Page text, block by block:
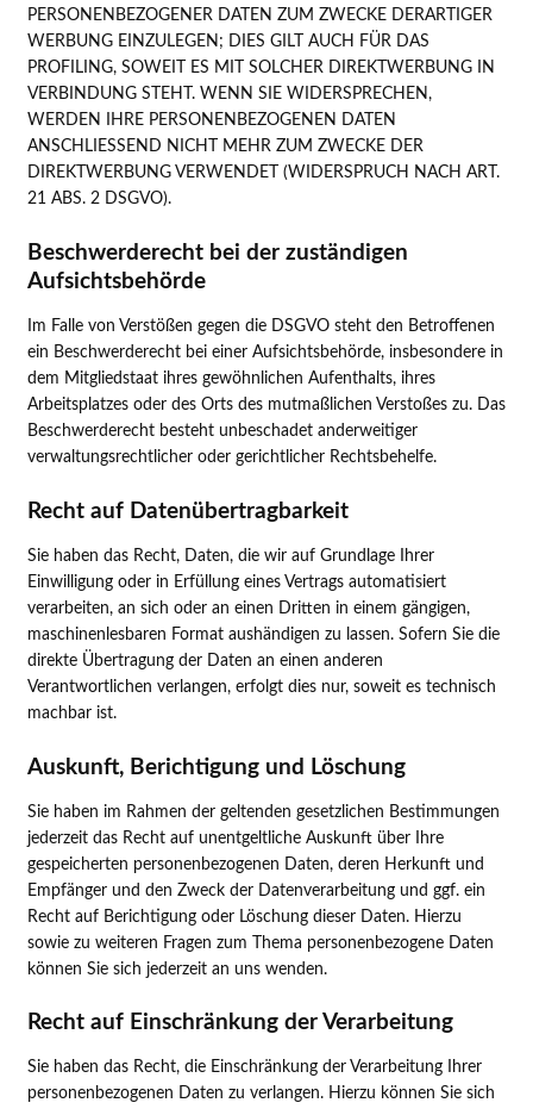
PERSONENBEZOGENER DATEN ZUM ZWECKE DERARTIGER
WERBUNG EINZULEGEN; DIES GILT AUCH FÜR DAS
PROFILING, SOWEIT ES MIT SOLCHER DIREKTWERBUNG IN
VERBINDUNG STEHT. WENN SIE WIDERSPRECHEN,
WERDEN IHRE PERSONENBEZOGENEN DATEN
ANSCHLIESSEND NICHT MEHR ZUM ZWECKE DER
DIREKTWERBUNG VERWENDET (WIDERSPRUCH NACH ART.
21 ABS. 2 DSGVO).
Beschwerde­recht bei der zuständigen
Aufsichts­behörde
Im Falle von Verstößen gegen die DSGVO steht den Betroffenen
ein Beschwerderecht bei einer Aufsichtsbehörde, insbesondere in
dem Mitgliedstaat ihres gewöhnlichen Aufenthalts, ihres
Arbeitsplatzes oder des Orts des mutmaßlichen Verstoßes zu. Das
Beschwerderecht besteht unbeschadet anderweitiger
verwaltungsrechtlicher oder gerichtlicher Rechtsbehelfe.
Recht auf Daten­übertrag­barkeit
Sie haben das Recht, Daten, die wir auf Grundlage Ihrer
Einwilligung oder in Erfüllung eines Vertrags automatisiert
verarbeiten, an sich oder an einen Dritten in einem gängigen,
maschinenlesbaren Format aushändigen zu lassen. Sofern Sie die
direkte Übertragung der Daten an einen anderen
Verantwortlichen verlangen, erfolgt dies nur, soweit es technisch
machbar ist.
Auskunft, Berichtigung und Löschung
Sie haben im Rahmen der geltenden gesetzlichen Bestimmungen
jederzeit das Recht auf unentgeltliche Auskunft über Ihre
gespeicherten personenbezogenen Daten, deren Herkunft und
Empfänger und den Zweck der Datenverarbeitung und ggf. ein
Recht auf Berichtigung oder Löschung dieser Daten. Hierzu
sowie zu weiteren Fragen zum Thema personenbezogene Daten
können Sie sich jederzeit an uns wenden.
Recht auf Einschränkung der Verarbeitung
Sie haben das Recht, die Einschränkung der Verarbeitung Ihrer
personenbezogenen Daten zu verlangen. Hierzu können Sie sich